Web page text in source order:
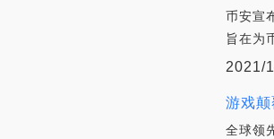
币安宣
旨在为
2021/
游戏
全球领